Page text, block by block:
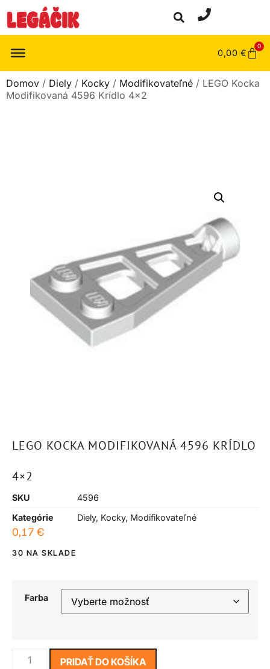
0,00 €
0
Domov / Diely / Kocky / Modifikovateľné / LEGO Kocka
Modifikovaná 4596 Krídlo 4×2
LEGO KOCKA MODIFIKOVANÁ 4596 KRÍDLO
4×2
SKU
4596
Kategórie
Diely, Kocky, Modifikovateľné
0,17 €
30 NA SKLADE
Farba
PRIDAŤ DO KOŠÍKA